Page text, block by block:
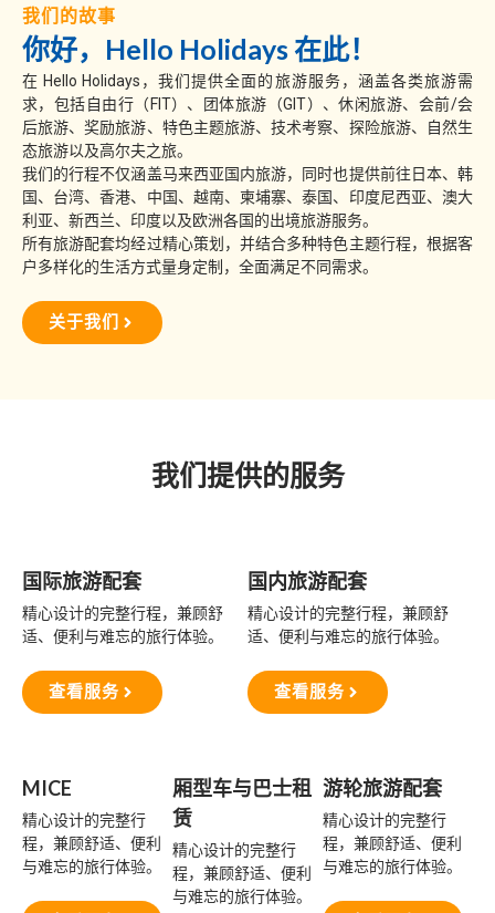
我们的故事
你好，Hello Holidays 在此！
在 Hello Holidays，我们提供全面的旅游服务，涵盖各类旅游需
求，包括自由行（FIT）、团体旅游（GIT）、休闲旅游、会前/会
后旅游、奖励旅游、特色主题旅游、技术考察、探险旅游、自然生
态旅游以及高尔夫之旅。
我们的行程不仅涵盖马来西亚国内旅游，同时也提供前往日本、韩
国、台湾、香港、中国、越南、柬埔寨、泰国、印度尼西亚、澳大
利亚、新西兰、印度以及欧洲各国的出境旅游服务。
所有旅游配套均经过精心策划，并结合多种特色主题行程，根据客
户多样化的生活方式量身定制，全面满足不同需求。
关于我们
我们提供的服务
国际旅游配套
精心设计的完整行程，兼顾舒
适、便利与难忘的旅行体验。
查看服务
国内旅游配套
精心设计的完整行程，兼顾舒
适、便利与难忘的旅行体验。
查看服务
MICE
精心设计的完整行
程，兼顾舒适、便利
与难忘的旅行体验。
厢型车与巴士租
赁
精心设计的完整行
程，兼顾舒适、便利
与难忘的旅行体验。
游轮旅游配套
精心设计的完整行
程，兼顾舒适、便利
与难忘的旅行体验。